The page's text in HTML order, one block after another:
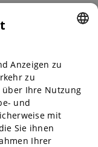
Europa.
ENGLISH
GERMAN
SPANISH
FRENCH
Anzeigen zu
zu
Ihre Nutzung
und
mit
Sie ihnen
Ihrer